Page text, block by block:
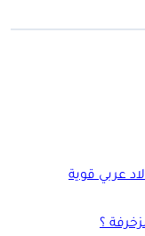
عربي قوية
؟